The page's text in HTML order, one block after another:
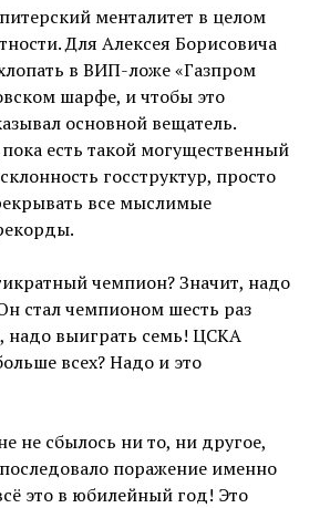
менталитет в целом
Для Алексея Борисовича
в ВИП-ложе «Газпром
шарфе, и чтобы это
основной вещатель.
есть такой могущественный
госструктур, просто
все мыслимые
чемпион? Значит, надо
стал чемпионом шесть раз
надо выиграть семь! ЦСКА
всех? Надо и это
не сбылось ни то, ни другое,
поражение именно
это в юбилейный год! Это